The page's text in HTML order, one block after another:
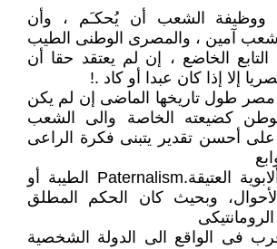
ووظيفة الشعب أن يُحكـَم ، وأن
شعب آمين ، والمصرى الوطنى الطيب
الخاضع ، إن لم يعتقد حقا أن
إلا إذا كان عبدا أو كاد .!
مصر طول تاريخها الماضى إن لم يكن
كضيعته الخاصة والى الشعب
أحسن تقدير يتبنى فكرة الراعى
أى فكرة الأبوة وألابوية العتيقة.Paternalism الطيبة أو
وبحيث كان الحكم المطلق
فى الواقع الى الدولة الشخصية